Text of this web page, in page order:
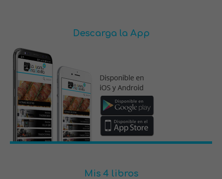
Descarga la App
Mis 4 libros